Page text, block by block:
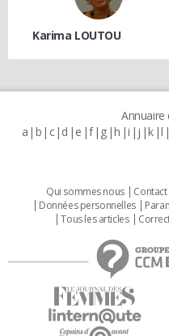
Karima LOUTOU
Annuaire
a b c d e f g h i j k l
Qui sommes nous Contact
Données personnelles
Tous les articles